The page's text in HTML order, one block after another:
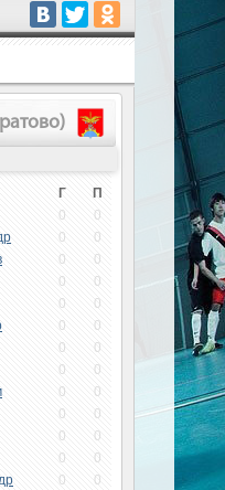
Г П
0 0
0 0
0 0
0 0
0 0
0 0
0 0
0 0
0 0
0 0
0 0
0 0
0 0